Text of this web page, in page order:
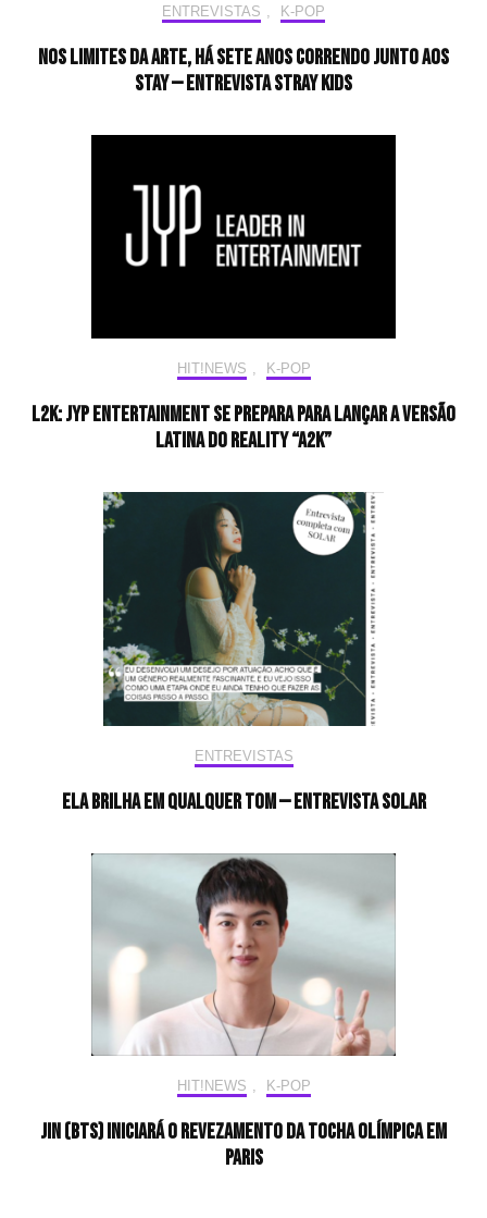
ENTREVISTAS , K-POP
Nos limites da arte, há sete anos correndo junto aos
STAY — Entrevista Stray Kids
HIT!NEWS K-POP
L2K: JYP Entertainment se prepara para lançar a versão
latina do reality “A2K”
ENTREVISTAS
Ela brilha em qualquer tom — Entrevista Solar
HIT!NEWS , K-POP
Jin (BTS) iniciará o revezamento da tocha olímpica em
Paris